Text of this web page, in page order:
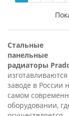
Стальные
панельные
радиаторы
заводе в России
самом
оборудовании,